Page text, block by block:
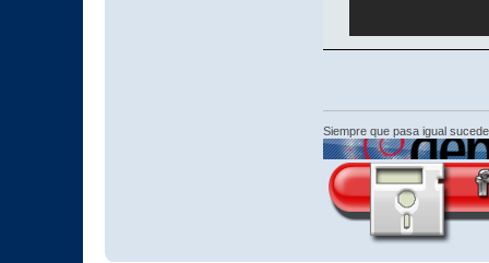
Siempre que pasa igual